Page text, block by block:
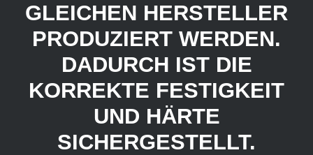
GLEICHEN HERSTELLER
PRODUZIERT WERDEN.
DADURCH IST DIE
KORREKTE FESTIGKEIT
UND HÄRTE
SICHERGESTELLT.